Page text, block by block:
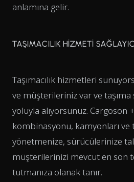
anlamına gelir.
TAŞIMACILIK HİZMETİ
Taşımacılık hizmetleri
ve müşterileriniz var ve
yoluyla alıyorsunuz. Cargoson
kombinasyonu, kamyonları ve
yönetmenize, sürücülerinize
müşterilerinizi mevcut en son
tutmanıza olanak tanır.